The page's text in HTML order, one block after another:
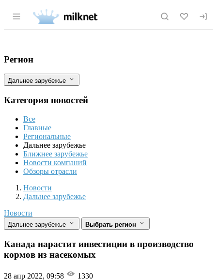
Раздел навигации по сайту milknet.ru
Канада нарастит инвестиции в
Фильтры
Регион
Дальнее зарубежье
Категория новостей
Все
Главные
Региональные
Дальнее зарубежье
Ближнее зарубежье
Новости компаний
Обзоры отрасли
Новости
Разделы
Новости
Дальнее зарубежье
Новости
Дальнее зарубежье Выбрать регион
Канада нарастит инвестиции в производство
кормов из насекомых
28 апр 2022, 09:58 1330